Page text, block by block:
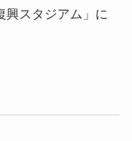
興スタジアム」に